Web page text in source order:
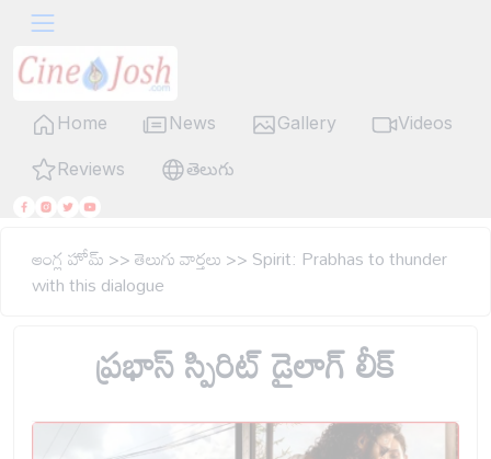
Home News Gallery Videos
Reviews తెలుగు
ఆంగ్ల హోమ్>>తెలుగు వార్తలు>>Spirit: Prabhas to thunder
with this dialogue
ప్రభాస్ స్పిరిట్ డైలాగ్ లీక్